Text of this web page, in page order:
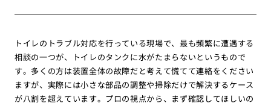
トイレのトラブル対応を行っている現場で、最も頻繁に遭遇する
相談の一つが、トイレのタンクに水がたまらないというもので
す。多くの方は装置全体の故障だと考えて慌てて連絡をください
ますが、実際には小さな部品の調整や掃除だけで解決するケース
が八割を超えています。プロの視点から、まず確認してほしいの